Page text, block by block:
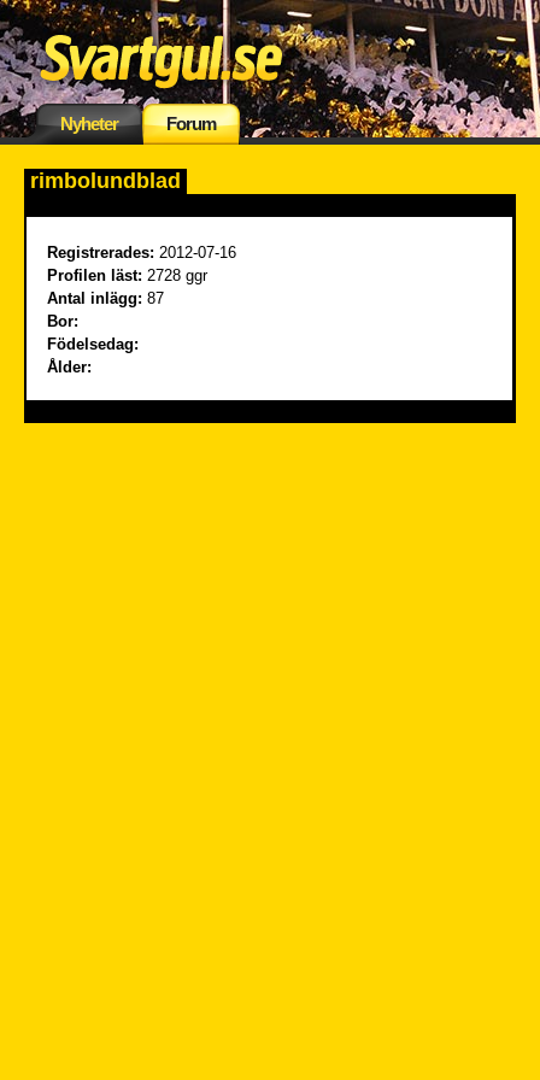
Nyheter Forum
rimbolundblad
Registrerades: 2012-07-16
Profilen läst: 2728 ggr
Antal inlägg: 87
Bor:
Födelsedag:
Ålder: